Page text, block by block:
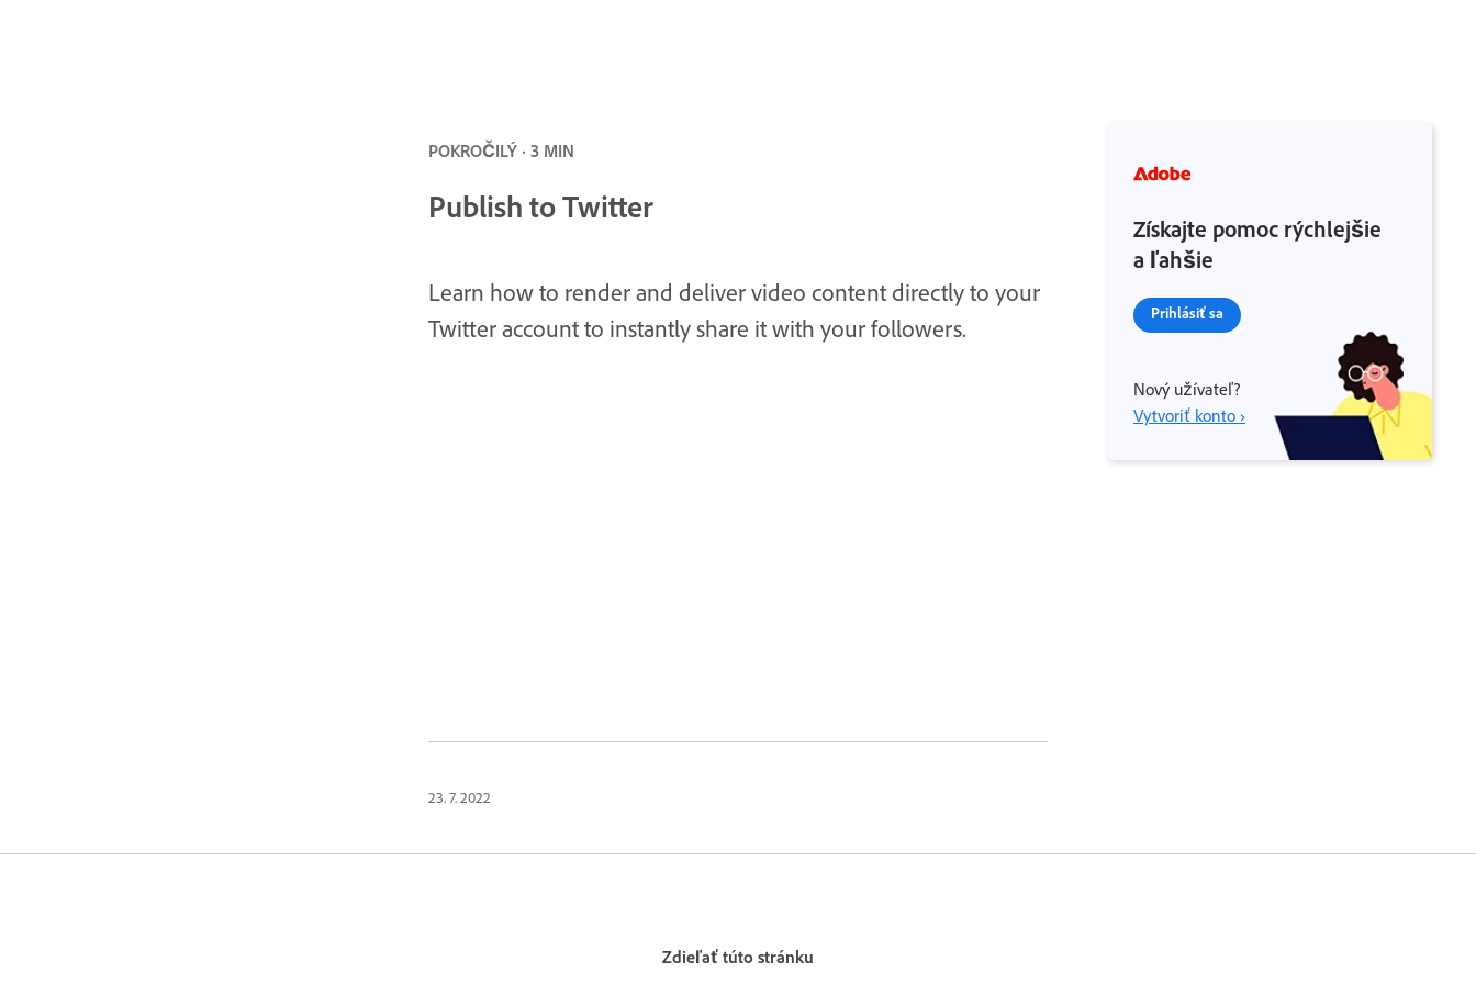
POKROČILÝ · 3 MIN
Publish to Twitter
Learn how to render and deliver video content directly to your
Twitter account to instantly share it with your followers.
23. 7. 2022
Získajte pomoc rýchlejšie
a ľahšie
Prihlásiť sa
Nový užívateľ?
Vytvoriť konto ›
Zdieľať túto stránku